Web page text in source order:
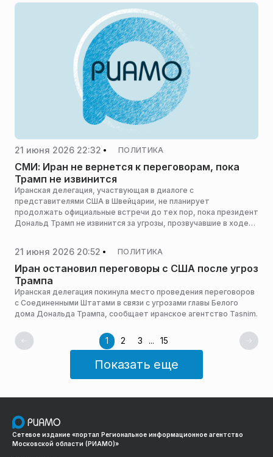
21 июня 2026 22:32 ПОЛИТИКА
СМИ: Иран не вернется к переговорам, пока
Трамп не извинится
Иранская делегация, участвующая в диалоге с
представителями США в Швейцарии, не планирует
продолжать официальные встречи до тех пор, пока президент
Дональд Трамп не извинится за угрозы, прозвучавшие в ходе
21 июня 2026 20:52 ПОЛИТИКА
Иран остановил переговоры с США после угроз
Трампа
Иранская делегация покинула место проведения переговоров
с Соединенными Штатами в связи с угрозами главы Белого
дома Дональда Трампа, сообщает иранское агентство Tasnim.
1 2 3 ... 15
Показать еще
Сетевое издание «портал Региональное информационное агентство
Московской области (РИАМО)»